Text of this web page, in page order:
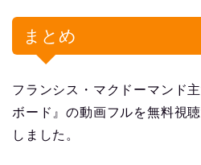
まとめ
フランシス・マクドーマンド
ボード』の動画フルを無料視
しました。